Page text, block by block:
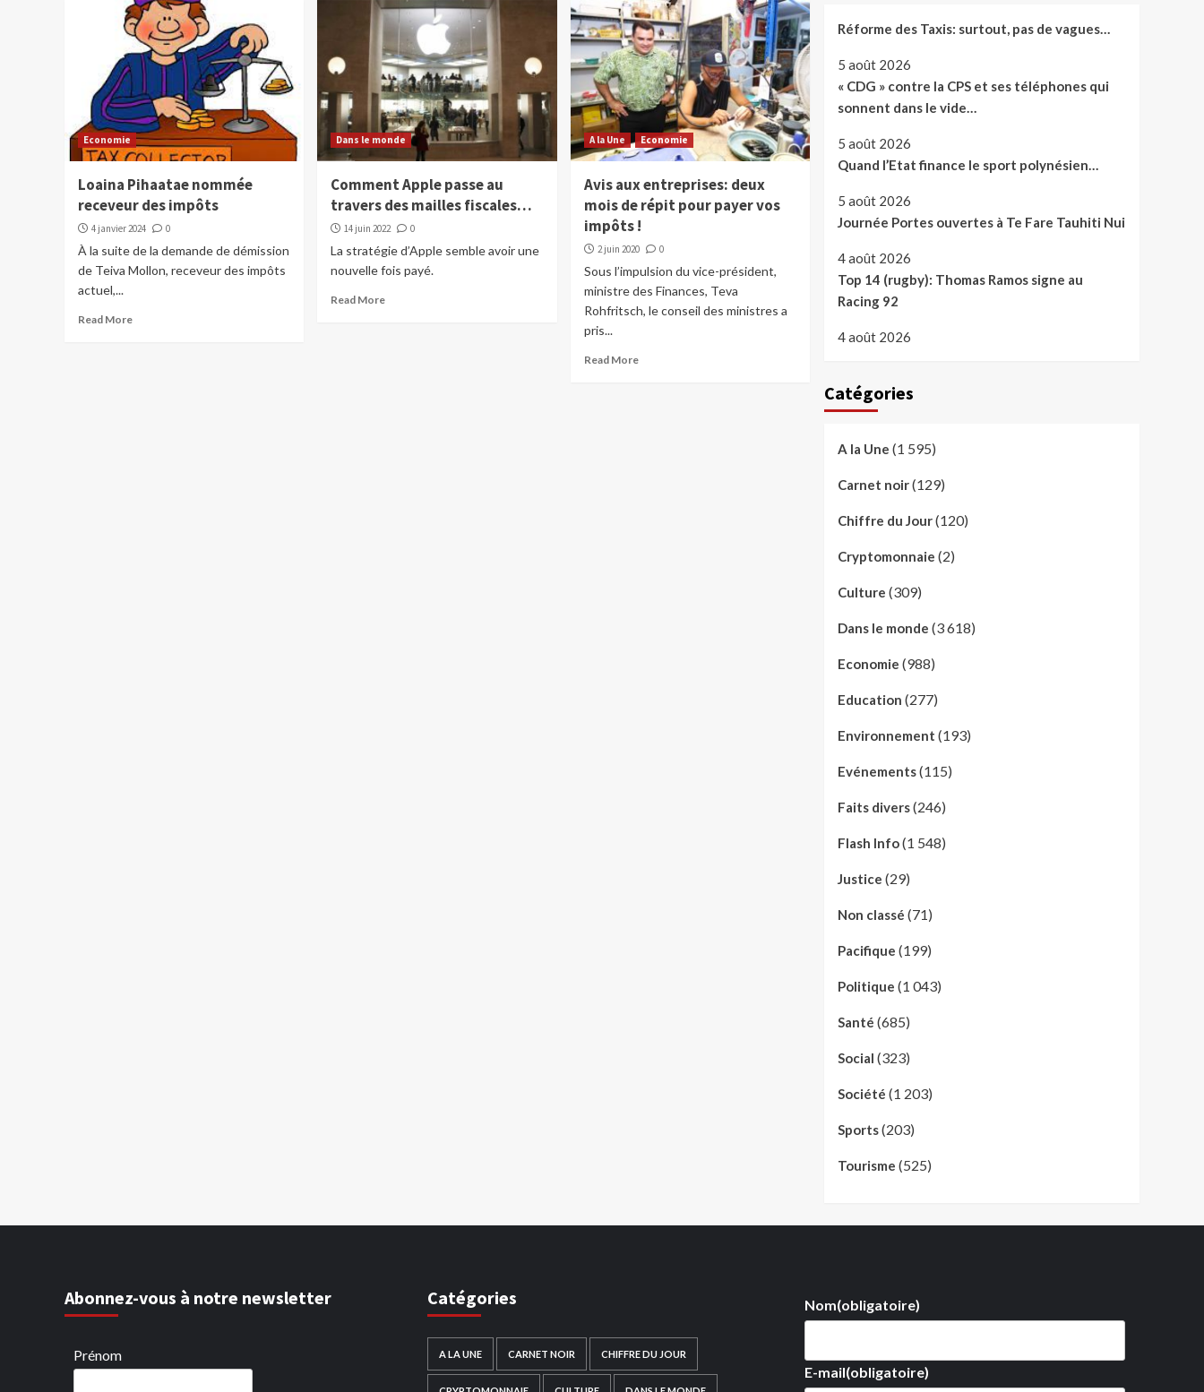
Economie
Loaina Pihaatae nommée
receveur des impôts
4 janvier 2024 0
À la suite de la demande de démission
de Teiva Mollon, receveur des impôts
actuel,...
Read More
Dans le monde
Comment Apple passe au
travers des mailles fiscales…
14 juin 2022 0
La stratégie d’Apple semble avoir une
nouvelle fois payé.
Read More
A la Une Economie
Avis aux entreprises: deux
mois de répit pour payer vos
impôts !
2 juin 2020 0
Sous l’impulsion du vice-président,
ministre des Finances, Teva
Rohfritsch, le conseil des ministres a
pris...
Read More
Réforme des Taxis: surtout, pas de vagues…
5 août 2026
« CDG » contre la CPS et ses téléphones qui
sonnent dans le vide…
5 août 2026
Quand l’Etat finance le sport polynésien…
5 août 2026
Journée Portes ouvertes à Te Fare Tauhiti Nui
4 août 2026
Top 14 (rugby): Thomas Ramos signe au
Racing 92
4 août 2026
Catégories
A la Une (1 595)
Carnet noir(129)
Chiffre du Jour(120)
Cryptomonnaie (2)
Culture (309)
Dans le monde (3 618)
Economie (988)
Education (277)
Environnement (193)
Evénements(115)
Faits divers(246)
Flash Info(1 548)
Justice (29)
Non classé (71)
Pacifique (199)
Politique (1 043)
Santé (685)
Social (323)
Société (1 203)
Sports(203)
Tourisme (525)
Abonnez-vous à notre newsletter
Prénom
Catégories
A LA UNE CARNET NOIR CHIFFRE DU JOUR
Nom(obligatoire)
E-mail(obligatoire)